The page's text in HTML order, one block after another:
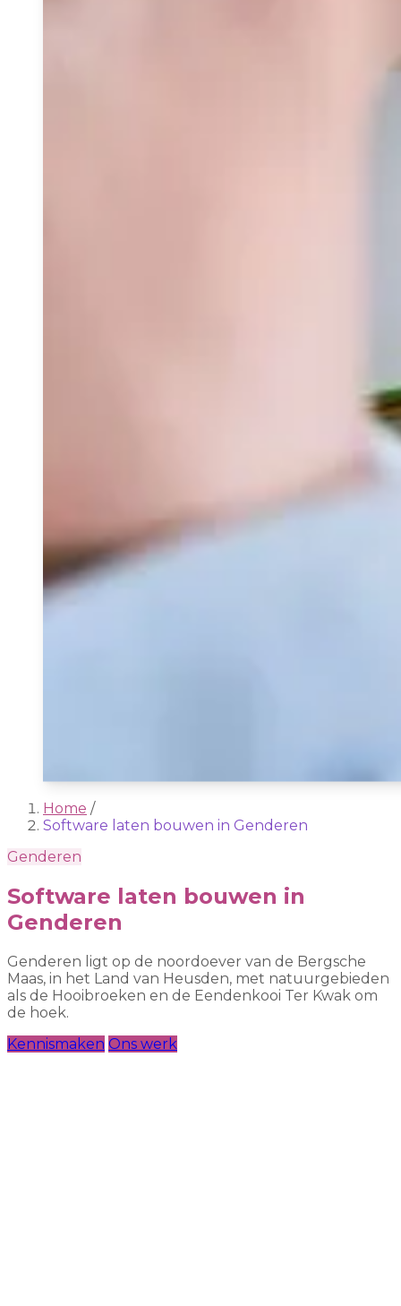
Home /
Software laten bouwen in Genderen
Genderen
Software laten bouwen in
Genderen
Genderen ligt op de noordoever van de Bergsche
Maas, in het Land van Heusden, met natuurgebieden
als de Hooibroeken en de Eendenkooi Ter Kwak om
de hoek.
Kennismaken Ons werk